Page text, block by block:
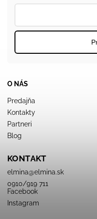
O NÁS
Predajňa
Kontakty
Partneri
Blog
KONTAKT
elmina@elmina.sk
0910/919 711
Facebook
Instagram